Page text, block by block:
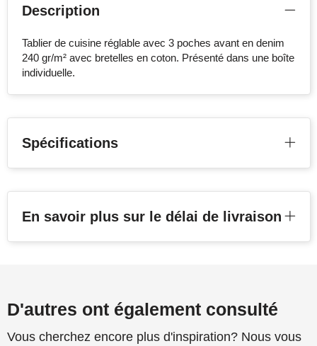
Description
Tablier de cuisine réglable avec 3 poches avant en denim
240 gr/m² avec bretelles en coton. Présenté dans une boîte
individuelle.
Spécifications
En savoir plus sur le délai de livraison
D'autres ont également consulté
Vous cherchez encore plus d'inspiration? Nous vous